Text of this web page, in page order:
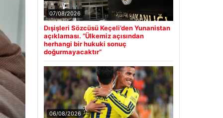
07/08/2026
Dışişleri Sözcüsü Keçeli’den Yunanistan
açıklaması. “Ülkemiz açısından
herhangi bir hukuki sonuç
doğurmayacaktır”
06/08/2026